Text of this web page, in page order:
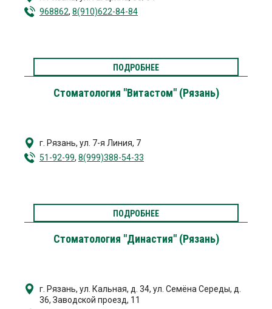
968862, 8(910)622-84-84
ПОДРОБНЕЕ
Стоматология "Витастом" (Рязань)
г. Рязань, ул. 7-я Линия, 7
51-92-99, 8(999)388-54-33
ПОДРОБНЕЕ
Стоматология "Династия" (Рязань)
г. Рязань, ул. Кальная, д. 34, ул. Семёна Середы, д.
36, Заводской проезд, 11